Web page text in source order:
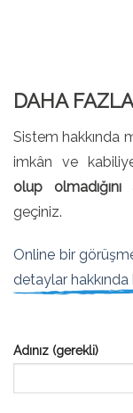
DAHA
Sistem hakkında
imkân ve
olup olmadığını
geçiniz.
Online bir
detaylar
Adınız (gerekli)